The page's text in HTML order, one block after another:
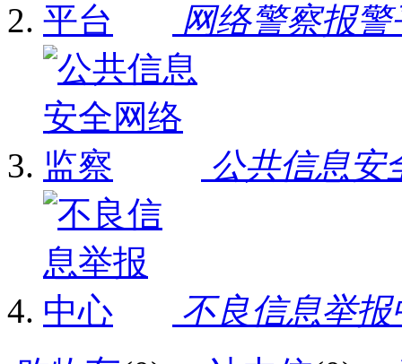
网络警察报警
公共信息安
不良信息举报